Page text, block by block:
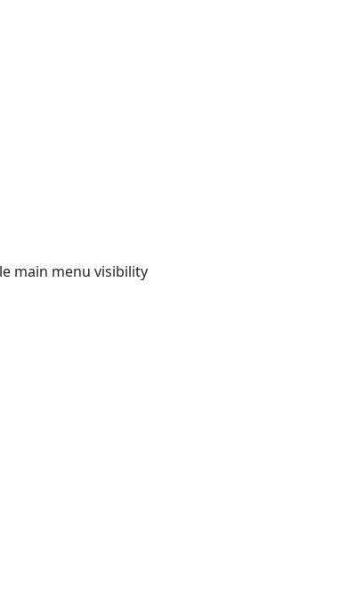
main menu visibility